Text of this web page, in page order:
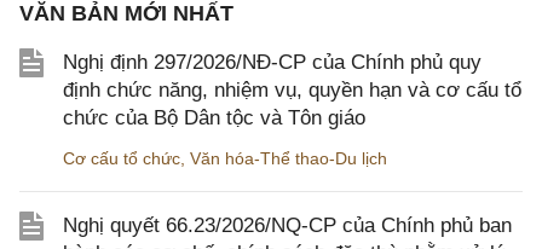
VĂN BẢN MỚI NHẤT
Nghị định 297/2026/NĐ-CP của Chính phủ quy
định chức năng, nhiệm vụ, quyền hạn và cơ cấu tổ
chức của Bộ Dân tộc và Tôn giáo
Cơ cấu tổ chức Văn hóa-Thể thao-Du lịch
Nghị quyết 66.23/2026/NQ-CP của Chính phủ ban